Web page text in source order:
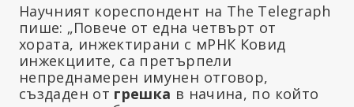
Научният кореспондент на The Telegraph
пише: „Повече от една четвърт от
хората, инжектирани с мРНК Ковид
инжекциите, са претърпели
непреднамерен имунен отговор,
създаден от грешка в начина, по който